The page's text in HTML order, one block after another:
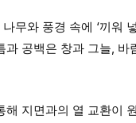
무와 풍경 속에 ‘끼워
공백은 창과 그늘, 바
지면과의 열 교환이